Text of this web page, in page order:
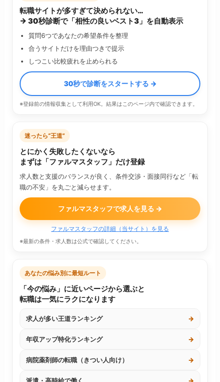
転職サイトが多すぎて決められない…
→ 30秒診断で「相性の良いベスト3」を自動表示
質問6つであなたの希望条件を整理
合うサイトだけを理由つきで提示
しつこい比較疲れを止められる
30秒で診断をスタートする →
※登録前の情報収集として利用OK。結果はこのページ内で確認できます。
迷ったら“王道”
とにかく失敗したくないなら
まずは「ファルマスタッフ」だけ登録
求人数と支援のバランスが良く、条件交渉・面接同行など「転
職の不安」を丸ごと減らせます。
ファルマスタッフで求人を見る →
ファルマスタッフの詳細（当サイト）を見る
※最新の条件・求人数は公式で確認してください。
あなたの悩み別に最短ルート
「今の悩み」に近いページから選ぶと
転職は一気にラクになります
求人が多い王道ランキング →
年収アップ特化ランキング →
病院薬剤師の転職（きつい人向け） →